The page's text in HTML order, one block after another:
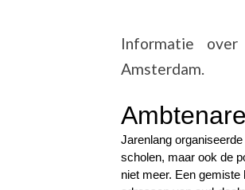
Informatie over
Amsterdam.